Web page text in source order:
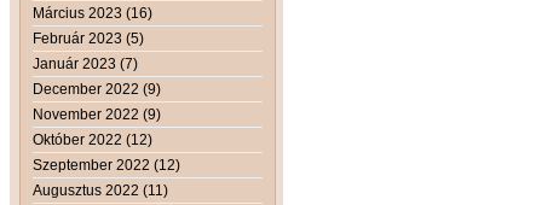
Március 2023 (16)
Február 2023 (5)
Január 2023 (7)
December 2022 (9)
November 2022 (9)
Október 2022 (12)
Szeptember 2022 (12)
Augusztus 2022 (11)